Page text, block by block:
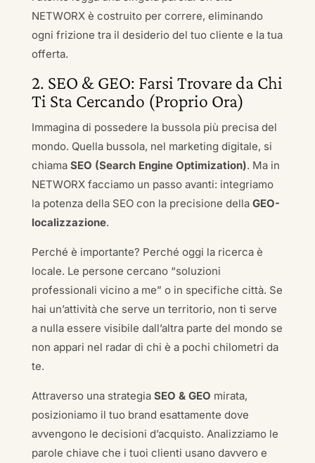
NETWORX è costruito per correre, eliminando
ogni frizione tra il desiderio del tuo cliente e la tua
offerta.
2. SEO & GEO: Farsi Trovare da Chi
Ti Sta Cercando (Proprio Ora)
Immagina di possedere la bussola più precisa del
mondo. Quella bussola, nel marketing digitale, si
chiama SEO (Search Engine Optimization). Ma in
NETWORX facciamo un passo avanti: integriamo
la potenza della SEO con la precisione della GEO-
localizzazione.
Perché è importante? Perché oggi la ricerca è
locale. Le persone cercano “soluzioni
professionali vicino a me” o in specifiche città. Se
hai un’attività che serve un territorio, non ti serve
a nulla essere visibile dall’altra parte del mondo se
non appari nel radar di chi è a pochi chilometri da
te.
Attraverso una strategia SEO & GEO mirata,
posizioniamo il tuo brand esattamente dove
avvengono le decisioni d’acquisto. Analizziamo le
parole chiave che i tuoi clienti usano davvero e